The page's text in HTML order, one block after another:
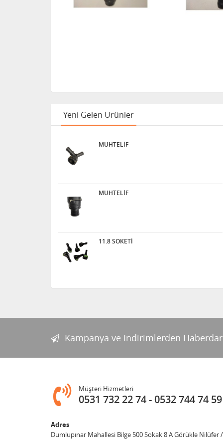
Yeni Gelen Ürünler
MUHTELİF
MUHTELİF
11.8 SOKETİ
Kampanya ve İndirimlerden
Müşteri Hizmetleri
0531 732 22 74 0532 744 74 59
Adres
Dumlupınar Mahallesi Bilge 500 Sokak 8 A Görükle Nilüfer /